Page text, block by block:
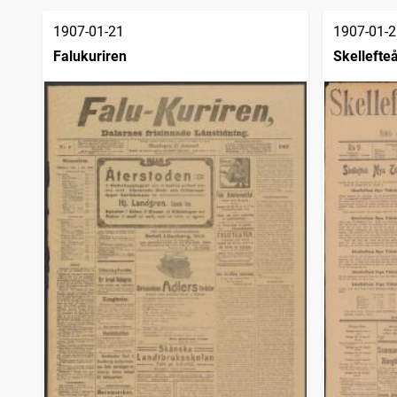
träffar
Stockholmstidningen (1889)
träffar
Kalmar
Göteborgs dagblad (1918)
2 188
träffar
Elfsborgs läns tidning
Dalpilen (1854)
2 086
träffar
Haparandabladet, Haaparannanlehti
2 025
träffar
Skara tidning
träffar
Västerviks veckoblad
träffar
Socialdemokraten
1 793
träffar
Provinstidningen Dalsland
1 504
träffar
Västervikstidningen
träffar
Arbetaren (Stockholm : 1922)
träffar
Trollhättans tidning (Vänersborg : 1903)
1 147
träffar
träffar
Hvar 8 dag
träffar
Reformatorn
1 006
träffar
Signalen (Göteborg : 1900)
träffar
1907-01-21
Falukuriren
1907-01-